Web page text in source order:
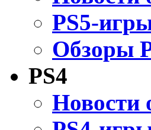
PS5-
Обзоры
PS4
Новости